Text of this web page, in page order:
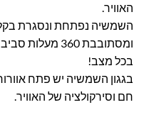
האוויר.
השמשיה נפתחת ונסגרת
ומסתובבת 360
בכל מצב!
בגגון השמשיה יש פתח
חם וסירקולציה של האוויר.